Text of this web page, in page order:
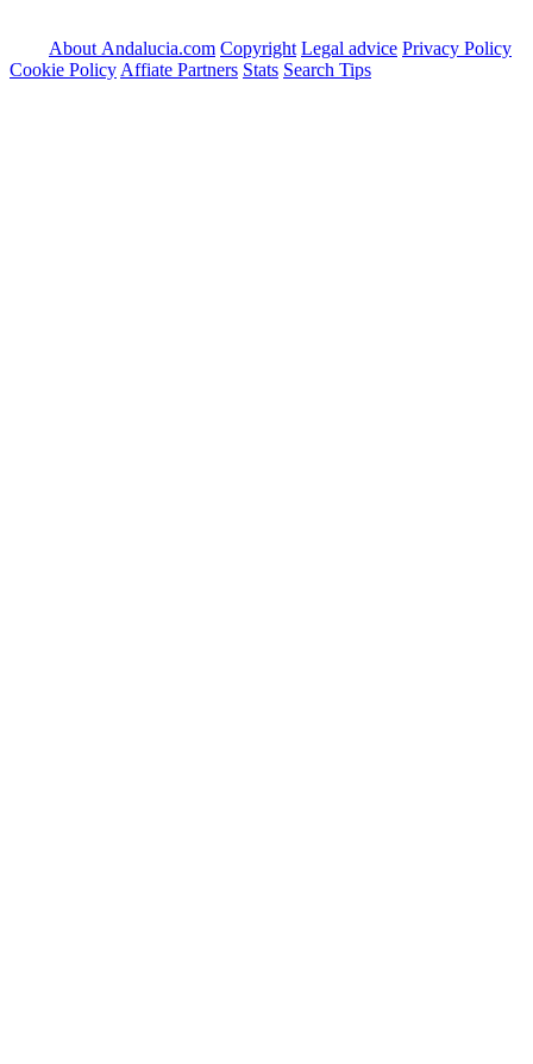
About Andalucia.com Copyright Legal advice Privacy Policy
Cookie Policy Affiate Partners Stats Search Tips